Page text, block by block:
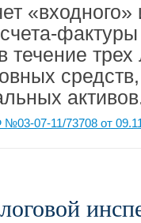
течение трех
07-11/73708 от